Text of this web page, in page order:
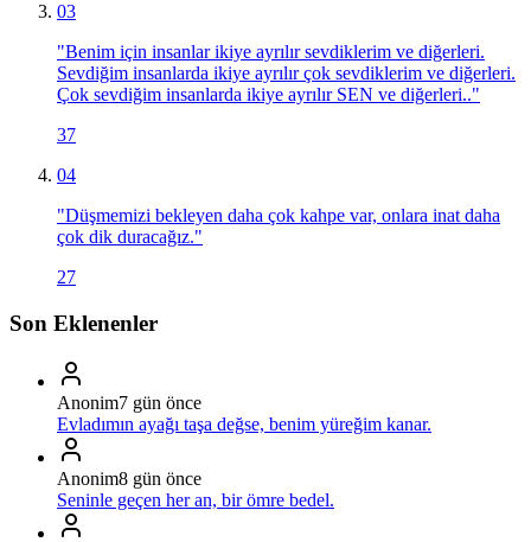
03
"Benim için insanlar ikiye ayrılır sevdiklerim ve diğerleri.
Sevdiğim insanlarda ikiye ayrılır çok sevdiklerim ve diğerleri.
Çok sevdiğim insanlarda ikiye ayrılır SEN ve diğerleri.."
37
04
"Düşmemizi bekleyen daha çok kahpe var, onlara inat daha
çok dik duracağız."
27
Son Eklenenler
Anonim7 gün önce
Evladımın ayağı taşa değse, benim yüreğim kanar.
Anonim8 gün önce
Seninle geçen her an, bir ömre bedel.